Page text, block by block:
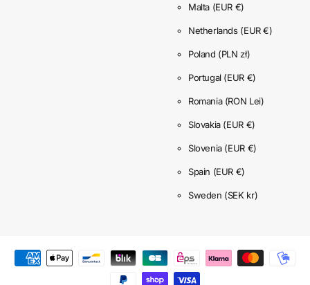
Malta (EUR €)
Netherlands (EUR €)
Poland (PLN zł)
Portugal (EUR €)
Romania (RON Lei)
Slovakia (EUR €)
Slovenia (EUR €)
Spain (EUR €)
Sweden (SEK kr)